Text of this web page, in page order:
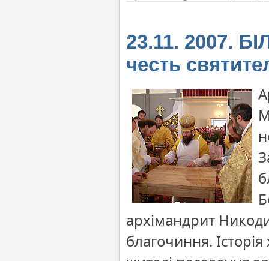
23.11. 2007.
честь
архімандрит
благочиння.